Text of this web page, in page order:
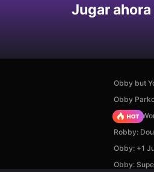
Jugar ahora
Obby but
Obby
Sprunki
Robby:
Obby: +1
Obby: